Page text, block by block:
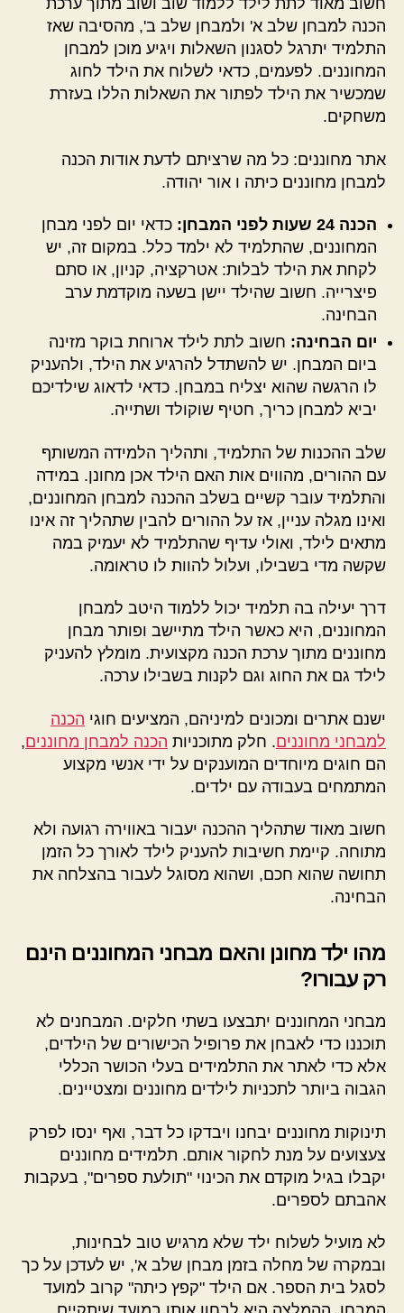
חשוב מאוד לתת לילד ללמוד שוב ושוב מתוך ערכת
הכנה למבחן שלב א' ולמבחן שלב ב', מהסיבה שאז
התלמיד יתרגל לסגנון השאלות ויגיע מוכן למבחן
המחוננים. לפעמים, כדאי לשלוח את הילד לחוג
שמכשיר את הילד לפתור את השאלות הללו בעזרת
משחקים.
אתר מחוננים: כל מה שרציתם לדעת אודות הכנה
למבחן מחוננים כיתה ו אור יהודה.
הכנה 24 שעות לפני המבחן:
כדאי יום לפני מבחן
המחוננים, שהתלמיד לא ילמד כלל. במקום זה, יש
לקחת את הילד לבלות: אטרקציה, קניון, או סתם
פיצרייה. חשוב שהילד יישן בשעה מוקדמת ערב
הבחינה.
יום הבחינה: חשוב לתת לילד ארוחת בוקר מזינה
ביום המבחן. יש להשתדל להרגיע את הילד, ולהעניק
לו הרגשה שהוא יצליח במבחן. כדאי לדאוג שילדיכם
יביא למבחן כריך, חטיף שוקולד ושתייה.
שלב ההכנות של התלמיד, ותהליך הלמידה המשותף
עם ההורים, מהווים אות האם הילד אכן מחונן. במידה
והתלמיד עובר קשיים בשלב ההכנה למבחן המחוננים,
ואינו מגלה עניין, אז על ההורים להבין שתהליך זה אינו
מתאים לילד, ואולי עדיף שהתלמיד לא יעמיק במה
שקשה מדי בשבילו, ועלול להוות לו טראומה.
דרך יעילה בה תלמיד יכול ללמוד היטב למבחן
המחוננים, היא כאשר הילד מתיישב ופותר מבחן
מחוננים מתוך ערכת הכנה מקצועית. מומלץ להעניק
לילד גם את החוג וגם לקנות בשבילו ערכה.
ישנם אתרים ומכונים למיניהם, המציעים חוגי הכנה
למבחני מחוננים. חלק מתוכניות הכנה למבחן מחוננים,
הם חוגים מיוחדים המוענקים על ידי אנשי מקצוע
המתמחים בעבודה עם ילדים.
חשוב מאוד שתהליך ההכנה יעבור באווירה רגועה ולא
מתוחה. קיימת חשיבות להעניק לילד לאורך כל הזמן
תחושה שהוא חכם, ושהוא מסוגל לעבור בהצלחה את
הבחינה.
מהו ילד מחונן והאם מבחני המחוננים הינם
רק עבורו?
מבחני המחוננים יתבצעו בשתי חלקים. המבחנים לא
תוכננו כדי לאבחן את פרופיל הכישורים של הילדים,
אלא כדי לאתר את התלמידים בעלי הכושר הכללי
הגבוה ביותר לתכניות לילדים מחוננים ומצטיינים.
תינוקות מחוננים יבחנו ויבדקו כל דבר, ואף ינסו לפרק
צעצועים על מנת לחקור אותם. תלמידים מחוננים
יקבלו בגיל מוקדם את הכינוי "תולעת ספרים", בעקבות
אהבתם לספרים.
לא מועיל לשלוח ילד שלא מרגיש טוב לבחינות,
ובמקרה של מחלה בזמן מבחן שלב א', יש לעדכן על כך
לסגל בית הספר. אם הילד "קפץ כיתה" קרוב למועד